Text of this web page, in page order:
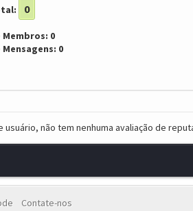
0
0
0
usuário, não tem nenhuma avaliação de
Contate-nos